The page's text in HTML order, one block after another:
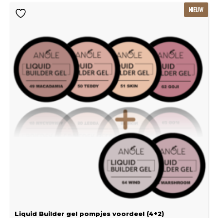
NIEUW
Liquid Builder gel pompjes voordeel (4+2)